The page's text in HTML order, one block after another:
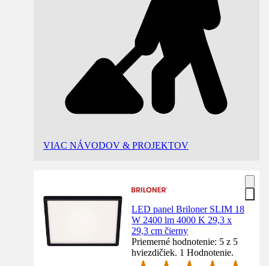
VIAC NÁVODOV & PROJEKTOV
LED panel Briloner SLIM 18
W 2400 lm 4000 K 29,3 x
29,3 cm čierny
Priemerné hodnotenie: 5 z 5
hviezdičiek. 1 Hodnotenie.